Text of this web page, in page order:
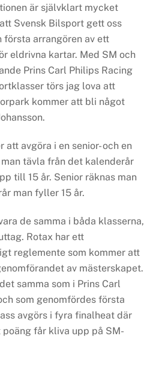
är självklart mycket
Svensk Bilsport gett oss
arrangören av ett
eldrivna kartar. Med SM och
Prins Carl Philips Racing
törs jag lova att
kommer att bli något
avgöra i en senior- och en
tävla från det kalenderår
till 15 år. Senior räknas man
man fyller 15 år.
de samma i båda klasserna,
Rotax har ett
reglemente som kommer att
av mästerskapet.
samma som i Prins Carl
som genomfördes första
avgörs i fyra finalheat där
får kliva upp på SM-